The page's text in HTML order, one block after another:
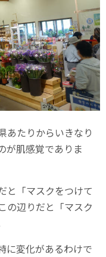
あたりからいきなり
が肌感覚でありま
と「マスクをつけて
の辺りだと「マスク
に変化があるわけで